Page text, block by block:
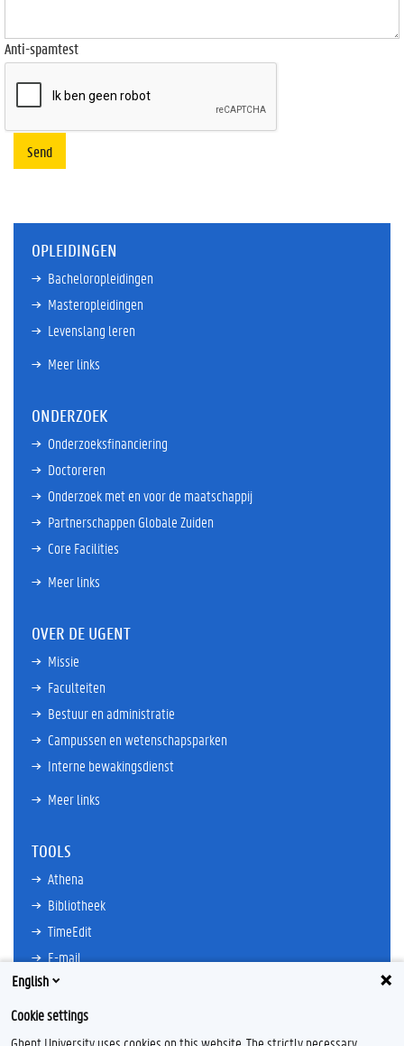
Anti-spamtest
Send
OPLEIDINGEN
Bacheloropleidingen
Masteropleidingen
Levenslang leren
Meer links
ONDERZOEK
Onderzoeksfinanciering
Doctoreren
Onderzoek met en voor de maatschappij
Partnerschappen Globale Zuiden
Core Facilities
Meer links
OVER DE UGENT
Missie
Faculteiten
Bestuur en administratie
Campussen en wetenschapsparken
Interne bewakingsdienst
Meer links
TOOLS
Athena
Bibliotheek
TimeEdit
E-mail
Ufora
Oasis
Research Explorer
English
Cookie settings